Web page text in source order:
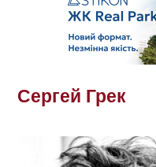
Сергей Грек